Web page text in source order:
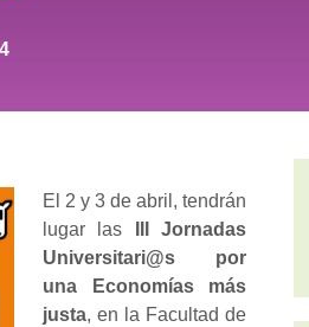
El 2 y 3 de abril, tendrán
lugar las
III Jornadas
Universitari@s por
una Economías más
justa, en la Facultad de